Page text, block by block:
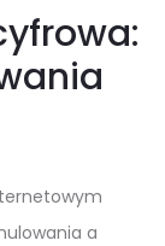
a